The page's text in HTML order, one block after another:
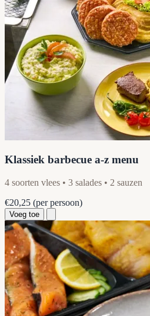
Klassiek barbecue a-z menu
4 soorten vlees • 3 salades • 2 sauzen
€20,25 (per persoon)
Voeg toe